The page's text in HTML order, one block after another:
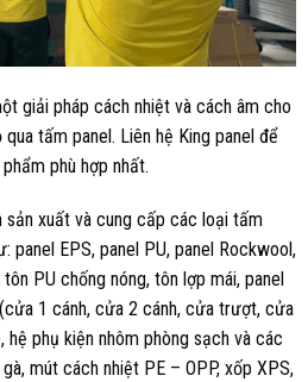
giải pháp cách nhiệt và cách âm cho
tấm panel. Liên hệ King panel để
phù hợp nhất.
sản xuất và cung cấp các loại tấm
panel EPS, panel PU, panel Rockwool,
PU chống nóng, tôn lợp mái, panel
1 cánh, cửa 2 cánh, cửa trượt, cửa
hệ phụ kiện nhôm phòng sạch và các
mút cách nhiệt PE – OPP, xốp XPS,